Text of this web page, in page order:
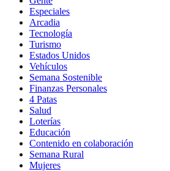
Especiales
Arcadia
Tecnología
Turismo
Estados Unidos
Vehículos
Semana Sostenible
Finanzas Personales
4 Patas
Salud
Loterías
Educación
Contenido en colaboración
Semana Rural
Mujeres